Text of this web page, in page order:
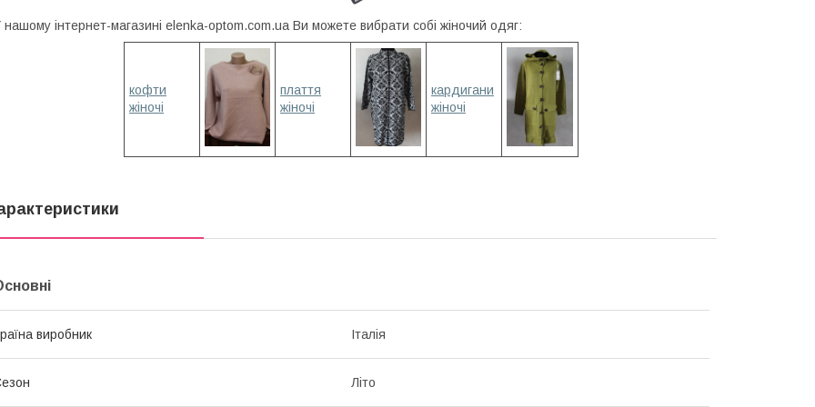
нашому інтернет-магазині elenka-optom.com.ua Ви можете вибрати собі жіночий одяг:
кофти
жіночі
плаття
жіночі
кардигани
жіночі
виробник Італія
Літо